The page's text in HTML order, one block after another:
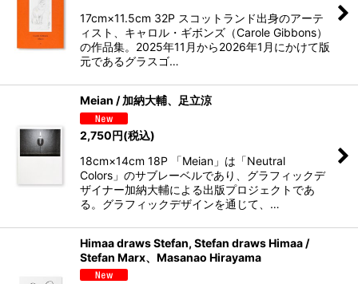
17cm×11.5cm 32P スコットランド出身のアーテ
ィスト、キャロル・ギボンズ（Carole Gibbons）
の作品集。2025年11月から2026年1月にかけて版
元であるグラスゴ…
Meian / 加納大輔、足立涼
2,750円(税込)
18cm×14cm 18P 「Meian」は「Neutral
Colors」のサブレーベルであり、グラフィックデ
ザイナー加納大輔による出版プロジェクトであ
る。グラフィックデザインを通じて、…
Himaa draws Stefan, Stefan draws Himaa /
Stefan Marx、Masanao Hirayama